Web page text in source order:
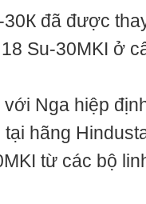
đã được
Su-30MKI ở
Nga hiệp
hãng
từ các bộ